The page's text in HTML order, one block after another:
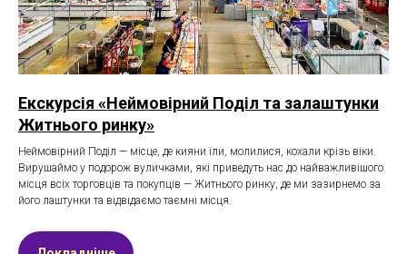
Екскурсія «Неймовірний Поділ та залаштунки
Житнього ринку»
Неймовірний Поділ — місце, де кияни їли, молилися, кохали крізь віки.
Вирушаймо у подорож вуличками, які приведуть нас до найважливішого
місця всіх торговців та покупців — Житнього ринку, де ми зазирнемо за
його лаштунки та відвідаємо таємні місця.